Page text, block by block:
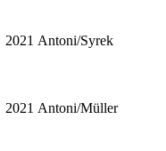
2021 Antoni/Syrek
2021 Antoni/Müller